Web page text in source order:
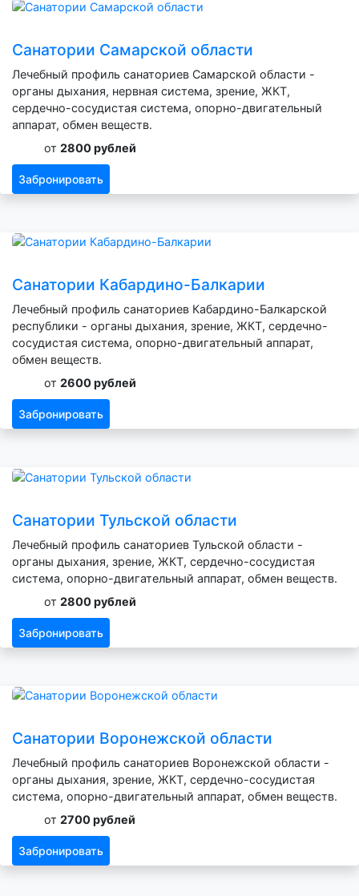
Санатории Самарской области
Лечебный профиль санаториев Самарской области -
органы дыхания, нервная система, зрение, ЖКТ,
сердечно-сосудистая система, опорно-двигательный
аппарат, обмен веществ.
от 2800 рублей
Забронировать
Санатории Кабардино-Балкарии
Лечебный профиль санаториев Кабардино-Балкарской
республики - органы дыхания, зрение, ЖКТ, сердечно-
сосудистая система, опорно-двигательный аппарат,
обмен веществ.
от 2600 рублей
Забронировать
Санатории Тульской области
Лечебный профиль санаториев Тульской области -
органы дыхания, зрение, ЖКТ, сердечно-сосудистая
система, опорно-двигательный аппарат, обмен веществ.
от 2800 рублей
Забронировать
Санатории Воронежской области
Лечебный профиль санаториев Воронежской области -
органы дыхания, зрение, ЖКТ, сердечно-сосудистая
система, опорно-двигательный аппарат, обмен веществ.
от 2700 рублей
Забронировать